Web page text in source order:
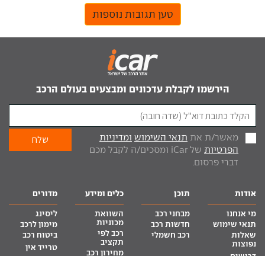
טען תגובות נוספות
הירשמו לקבלת עדכונים ומבצעים בעולם הרכב
מאשר/ת את תנאי השימוש ומדיניות
הפרטיות
של iCar ומסכים/ה לקבל מכם
דברי פרסום.
אודות
מי אנחנו
תנאי שימוש
שאלות
נפוצות
תוכן
מבחני רכב
חדשות רכב
רכב חשמלי
כלים ומידע
השוואת
מכוניות
רכב לפי
תקציב
מחירון רכב
מדורים
ליסינג
מימון לרכב
ביטוח רכב
טרייד אין